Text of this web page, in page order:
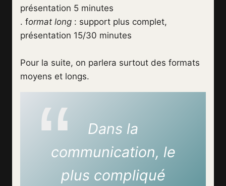
présentation 5 minutes
. format long : support plus complet,
présentation 15/30 minutes
Pour la suite, on parlera surtout des formats
moyens et longs.
Dans la
communication, le
plus compliqué